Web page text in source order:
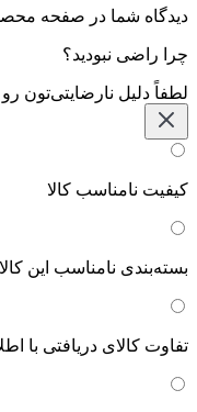
دیدگاه شما در صفحه
چرا راضی نبودید؟
لطفاً دلیل نارضایتی‌تون
کیفیت نامناسب کالا
بسته‌بندی نامناسب این کالا
تفاوت کالای دریافتی با